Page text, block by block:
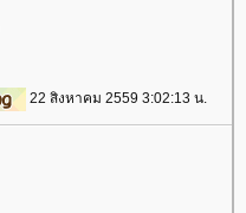
22 สิงหาคม 2559 3:02:13 น.